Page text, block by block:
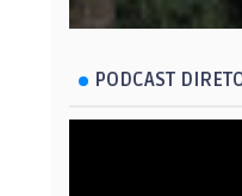
PODCAST